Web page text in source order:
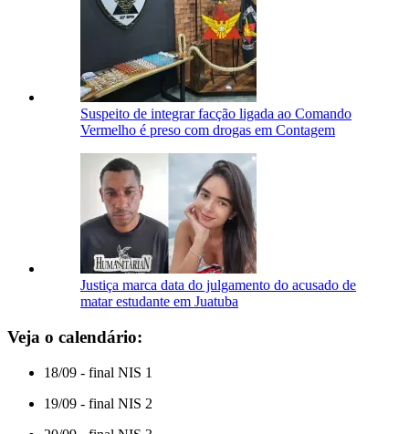
Suspeito de integrar facção ligada ao Comando
Vermelho é preso com drogas em Contagem
Justiça marca data do julgamento do acusado de
matar estudante em Juatuba
Veja o calendário:
18/09 - final NIS 1
19/09 - final NIS 2